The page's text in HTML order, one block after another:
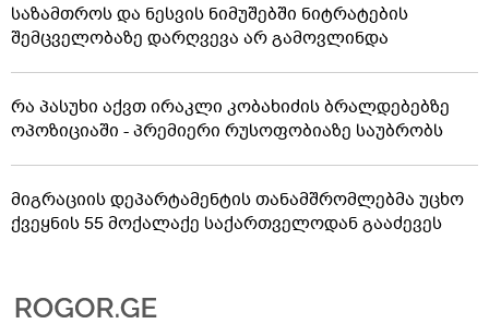
საზამთროს და ნესვის ნიმუშებში ნიტრატების
შემცველობაზე დარღვევა არ გამოვლინდა
რა პასუხი აქვთ ირაკლი კობახიძის ბრალდებებზე
ოპოზიციაში - პრემიერი რუსოფობიაზე საუბრობს
მიგრაციის დეპარტამენტის თანამშრომლებმა უცხო
ქვეყნის 55 მოქალაქე საქართველოდან გააძევეს